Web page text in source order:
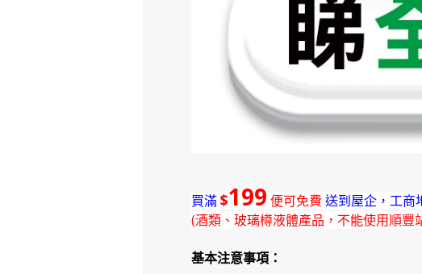
買滿$199 便可免費 送到屋企，工商
(酒類、玻璃樽液體產品，不能使用順豐
基本注意事項：